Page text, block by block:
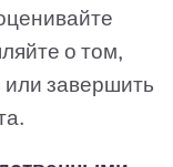
о том,
или завершить